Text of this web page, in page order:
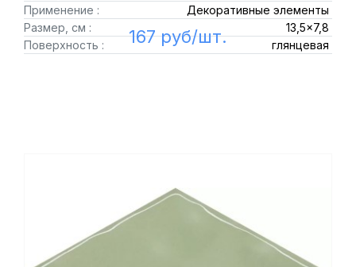
Применение :
Декоративные элементы
Размер, см :
13,5x7,8
Поверхность :
глянцевая
167 руб/шт.